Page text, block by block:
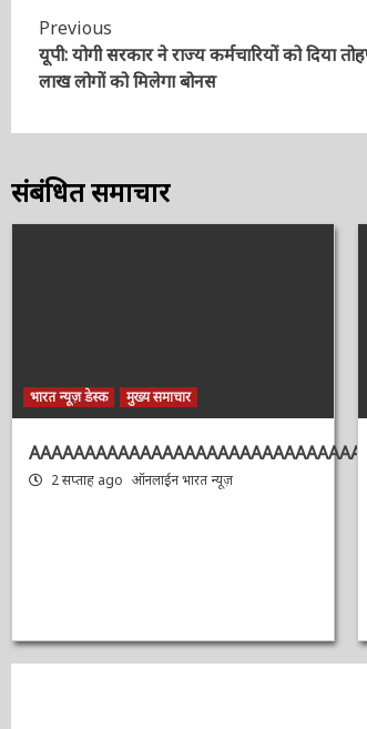
Continue
Reading
Previous
यूपी: योगी सरकार ने राज्य कर्मचारियों को दिया
लाख लोगों को मिलेगा बोनस
संबंधित समाचार
भारत न्यूज़ डेस्क मुख्य समाचार
2 सप्ताह ago ऑनलाईन भारत न्यूज़